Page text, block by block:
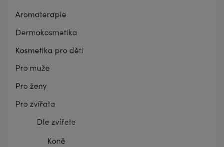
Aromaterapie
Dermokosmetika
Kosmetika pro děti
Pro muže
Pro ženy
Pro zvířata
Dle zvířete
Koně